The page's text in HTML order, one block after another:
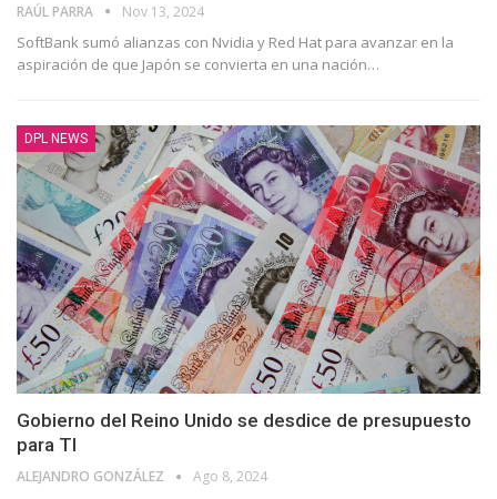
RAÚL PARRA Nov 13, 2024
SoftBank sumó alianzas con Nvidia y Red Hat para avanzar en la
aspiración de que Japón se convierta en una nación…
DPL NEWS
Gobierno del Reino Unido se desdice de presupuesto
para TI
ALEJANDRO GONZÁLEZ Ago 8, 2024